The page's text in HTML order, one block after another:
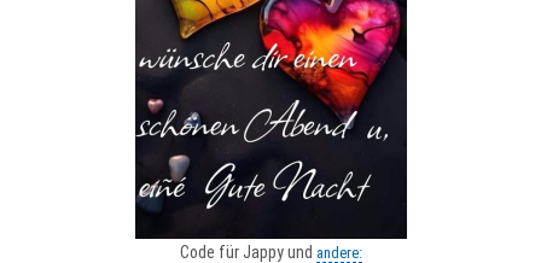
Code für Jappy und andere: